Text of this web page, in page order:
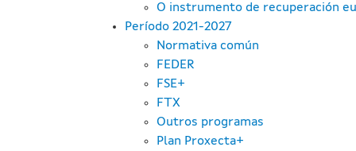
O instrumento de recuperación
Período 2021-2027
Normativa común
FEDER
FSE+
FTX
Outros programas
Plan Proxecta+